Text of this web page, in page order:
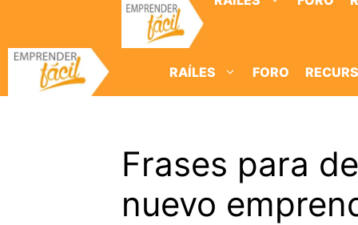
contenido
RAÍLES
FORO
Frases para
nuevo